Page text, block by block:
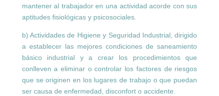
mantener al trabajador en una actividad acorde con sus
aptitudes fisiológicas y psicosociales.
b) Actividades de Higiene y Seguridad Industrial, dirigido
a establecer las mejores condiciones de saneamiento
básico industrial y a crear los procedimientos que
conlleven a eliminar o controlar los factores de riesgos
que se originen en los lugares de trabajo o que puedan
ser causa de enfermedad, disconfort o accidente.